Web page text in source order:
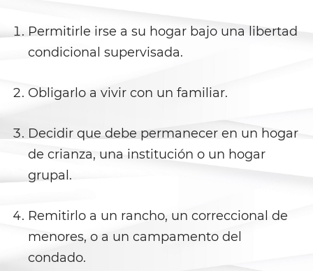
Estupro
Molestar a un Niño Menor de 18
Años
Pornografía Infantil
Permitirle irse a su hogar bajo una libertad
condicional supervisada.
Obligarlo a vivir con un familiar.
Decidir que debe permanecer en un hogar
de crianza, una institución o un hogar
grupal.
Remitirlo a un rancho, un correccional de
menores, o a un campamento del
condado.